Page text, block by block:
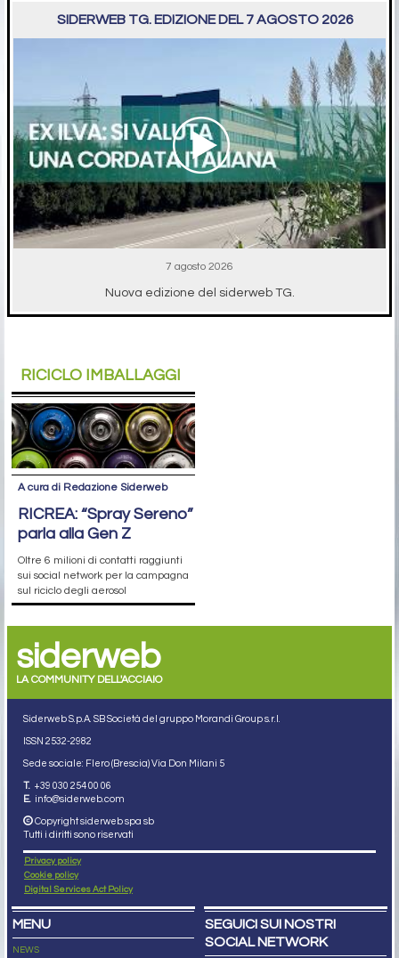
SIDERWEB TG. EDIZIONE DEL 7 AGOSTO 2026
7 agosto 2026
Nuova edizione del siderweb TG.
RICICLO IMBALLAGGI
A cura di Redazione Siderweb
RICREA: “Spray Sereno”
parla alla Gen Z
Oltre 6 milioni di contatti raggiunti
sui social network per la campagna
sul riciclo degli aerosol
siderweb
LA COMMUNITY DELL'ACCIAIO
Siderweb S.p.A. SB Società del gruppo Morandi Group s.r.l.
ISSN 2532-2982
Sede sociale: Flero (Brescia) Via Don Milani 5
T. +39 030 254 00 06
E. info@siderweb.com
Copyright siderweb spa sb
Tutti i diritti sono riservati
Privacy policy
Cookie policy
Digital Services Act Policy
MENU
NEWS
SEGUICI SUI NOSTRI
SOCIAL NETWORK